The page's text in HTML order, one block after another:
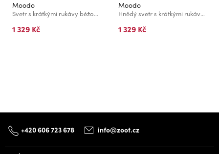
Moodo
Svetr s krátkými rukávy béžový Moodo
1 329 Kč
Moodo
Hnědý svetr s krátkými rukávy Moodo
1 329 Kč
+420 606 723 678 info@zoot.cz